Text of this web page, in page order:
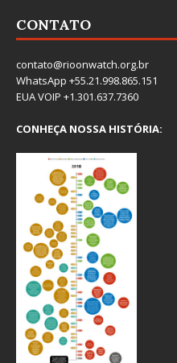
CONTATO
contato@rioonwatch.org.br
WhatsApp +55.21.998.865.151
EUA VOIP +1.301.637.7360
CONHEÇA NOSSA HISTÓRIA: